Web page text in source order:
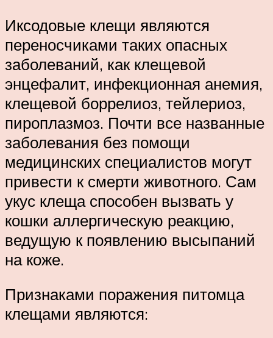
Иксодовые клещи являются
переносчиками таких опасных
заболеваний, как клещевой
энцефалит, инфекционная анемия,
клещевой боррелиоз, тейлериоз,
пироплазмоз. Почти все названные
заболевания без помощи
медицинских специалистов могут
привести к смерти животного. Сам
укус клеща способен вызвать у
кошки аллергическую реакцию,
ведущую к появлению высыпаний
на коже.
Признаками поражения питомца
клещами являются: